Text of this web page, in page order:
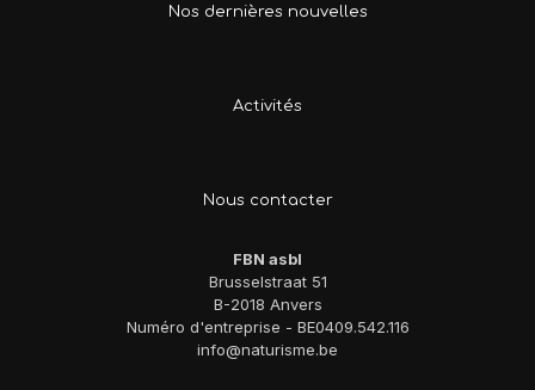
Nos dernières nouvelles
Activités
Nous contacter
FBN asbl
Brusselstraat 51
B-2018 Anvers
Numéro d'entreprise - BE0409.542.116
info@naturisme.be